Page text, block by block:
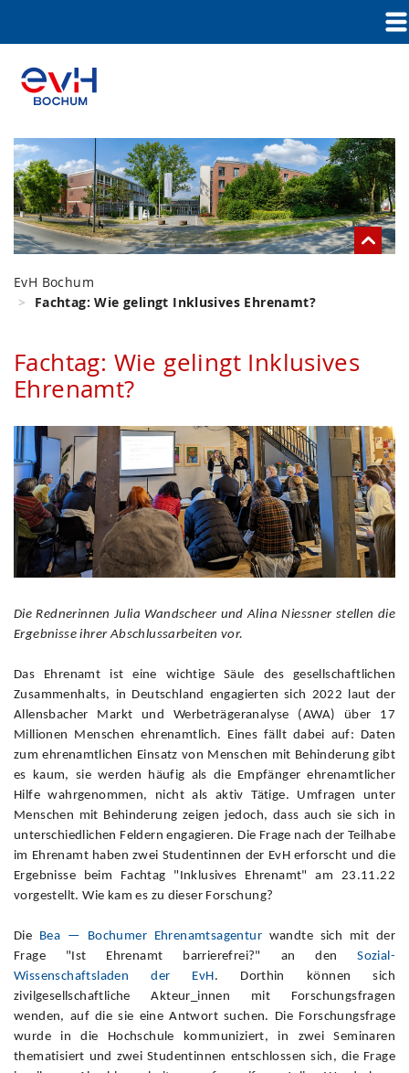
EvH Bochum
Fachtag: Wie gelingt Inklusives Ehrenamt?
Fachtag: Wie gelingt Inklusives
Ehrenamt?
Die Rednerinnen Julia Wandscheer und Alina Niessner stellen die
Ergebnisse ihrer Abschlussarbeiten vor.
Das Ehrenamt ist eine wichtige Säule des gesellschaftlichen
Zusammenhalts, in Deutschland engagierten sich 2022 laut der
Allensbacher Markt und Werbeträgeranalyse (AWA) über 17
Millionen Menschen ehrenamtlich. Eines fällt dabei auf: Daten
zum ehrenamtlichen Einsatz von Menschen mit Behinderung gibt
es kaum, sie werden häufig als die Empfänger ehrenamtlicher
Hilfe wahrgenommen, nicht als aktiv Tätige. Umfragen unter
Menschen mit Behinderung zeigen jedoch, dass auch sie sich in
unterschiedlichen Feldern engagieren. Die Frage nach der Teilhabe
im Ehrenamt haben zwei Studentinnen der EvH erforscht und die
Ergebnisse beim Fachtag "Inklusives Ehrenamt" am 23.11.22
vorgestellt. Wie kam es zu dieser Forschung?
Die Bea — Bochumer Ehrenamtsagenturwandte sich mit der
Frage "Ist Ehrenamt barrierefrei?" an denSozial-
Wissenschaftsladen der EvH. Dorthin können sich
zivilgesellschaftliche Akteur_innen mit Forschungsfragen
wenden, auf die sie eine Antwort suchen. Die Forschungsfrage
wurde in die Hochschule kommuniziert, in zwei Seminaren
thematisiert und zwei Studentinnen entschlossen sich, die Frage